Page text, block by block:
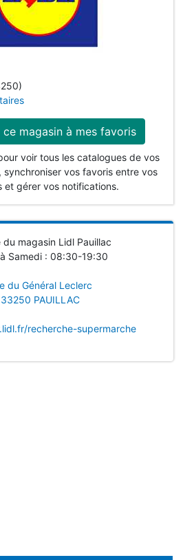
ce magasin à mes favoris
voir tous les catalogues de vos
synchroniser vos favoris entre vos
et gérer vos notifications.
du magasin Lidl Pauillac
Samedi : 08:30-19:30
du Général Leclerc
33250 PAUILLAC
recherche-supermarche